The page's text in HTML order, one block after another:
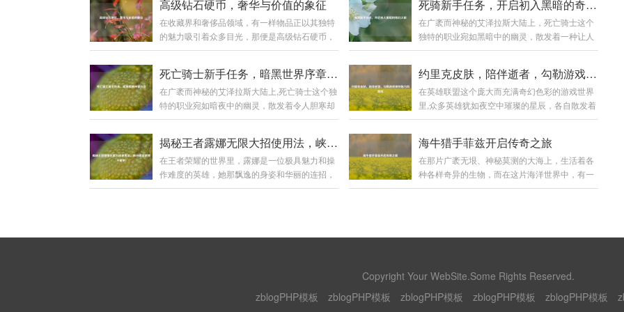
高级钻石硬币，奢华与价值的象征
在收藏界和奢侈品领域，有一样物品正以其独特
的魅力吸引着众多目光，那便是高级钻石硬币，
它宛如一颗璀璨的星辰,在历史与现代的交织中散
币，它是艺术与工艺的完美融合，从外观上看，
每一枚高级钻石硬币都像是一件精心雕琢的艺术
品，硬币的主体部分通常由高品质的贵金属制
成，如黄金、白银等，这些金属本身就具有极高
工艺进行处理，或许是细腻的磨砂效果，营造出
一种低调的奢华；又或许是镜面般的光洁,反射出
耀眼的光芒。...
死骑新手任务，开启初入黑暗的奇幻之旅
在广袤而神秘的艾泽拉斯大陆上，死亡骑士这个
独特的职业宛如黑暗中的幽灵，散发着一种让人
既敬畏又好奇的气息，对于每一个初入这个职业
开启了一段充满挑战与惊喜的奇幻之旅。 当你创
建一个死亡骑士角色，从冰封王座的阴影中苏醒
的那一刻起，新手任务便正式拉开了帷幕，首先
映入眼帘的是那阴森恐怖的场景，周围弥漫着冰
诉说着曾经的惨烈战斗，这种压抑而独特的氛围,
瞬间将玩家带入了一个与其他职业截然不同的世
界。 第...
死亡骑士新手任务，暗黑世界序章开启
在广袤而神秘的艾泽拉斯大陆上,死亡骑士这个独
特的职业宛如暗夜中的幽灵，散发着令人胆寒却
又极具吸引力的气息，对于新手玩家来说，死亡
的大门，引领着他们开启一段充满奇幻与挑战的
旅程。 当玩家创建死亡骑士角色后,首先会置身
于一个阴森恐怖的场景之中，这里弥漫着腐臭的
气息，灰暗的天空下是一片荒芜的焦土，残垣断
约里克皮肤，陪伴逝者，勾勒游戏独特魅力风景线
在英雄联盟这个庞大而充满奇幻色彩的游戏世界
里,众多英雄犹如夜空中璀璨的星辰，各自散发着
独特的光芒，而约里克，这位守墓人英雄，以其
那些精美皮肤更是在游戏中为玩家带来了别样的
体验。 约里克的原始皮肤自带一种阴森的气息,
他身着黑色的长袍，头戴破旧的帽子，手中那巨
大的墓园铲仿佛能轻易地掘开坟墓，召唤出墓穴
揭秘王者露娜无限大招使用法，峡谷肆意驰骋不是梦！
在王者荣耀的世界里，露娜是一位极具魅力和操
作难度的英雄，她那飘逸的身姿和华丽的连招，
尤其是那惊艳的大招，常常能在团战中创造出以
现无限连招的基础，只要露娜在大招的冷却时间
海牛猎手菲兹开启传奇之旅
在那片广袤无垠、神秘莫测的大海上，生活着各
种各样奇异的生物，而在这片海洋世界中，有一
位声名远扬的存在——海牛猎手菲兹。 菲兹是一
在大海的深处悠然生活，它们的肉据说美味无
比，它们的皮更是有着极高的价值，菲兹在心中
暗暗立下了成为一名出色海牛猎手的志向。 随着
Copyright Your WebSite.Some Rights Reserved.
zblogPHP模板
zblogPHP模板 zblogPHP模板 zblogPHP模板 zblogPHP模板